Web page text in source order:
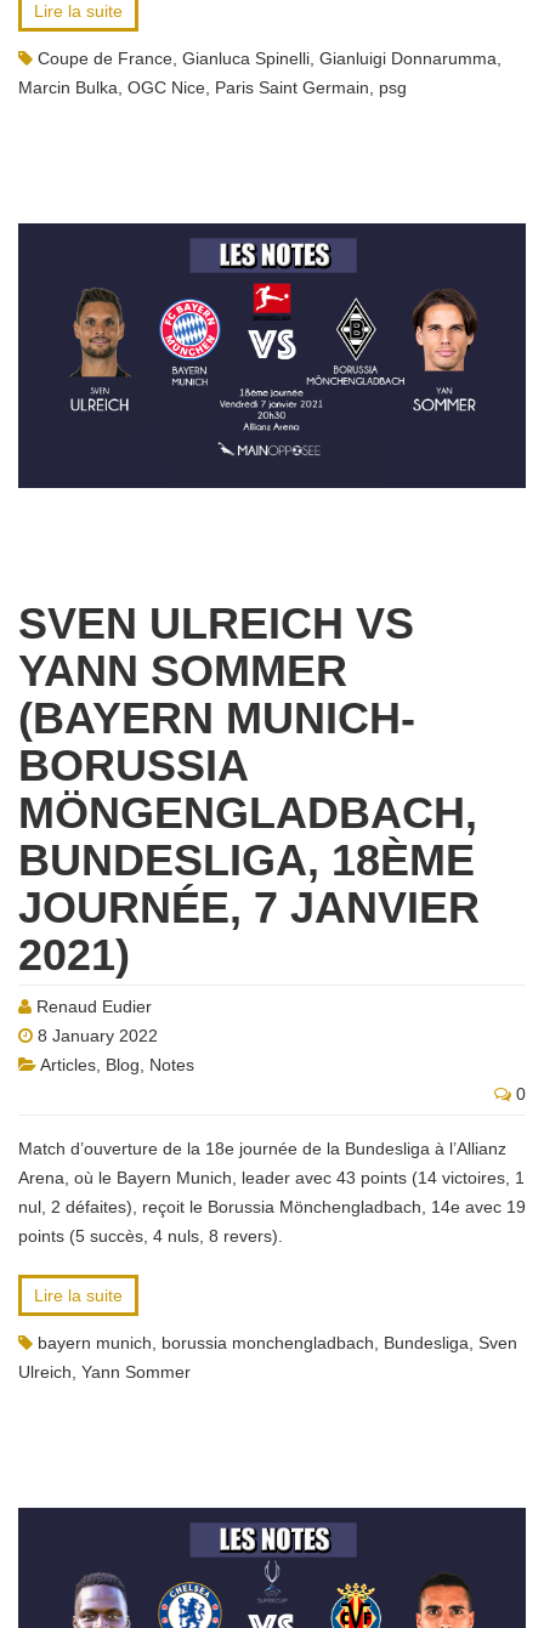
Lire la suite
Coupe de France Gianluca Spinelli Gianluigi Donnarumma
Marcin Bulka OGC Nice Paris Saint Germain psg
SVEN ULREICH VS
YANN SOMMER
(BAYERN MUNICH-
BORUSSIA
MÖNGENGLADBACH,
BUNDESLIGA, 18ÈME
JOURNÉE, 7 JANVIER
2021)
Renaud Eudier
8 January 2022
Articles Blog
Notes
0
Match d’ouverture de la 18e journée de la Bundesliga à l’Allianz
Arena, où le Bayern Munich, leader avec 43 points (14 victoires, 1
nul, 2 défaites), reçoit le Borussia Mönchengladbach, 14e avec 19
points (5 succès, 4 nuls, 8 revers).
Lire la suite
bayern munich borussia monchengladbach Bundesliga Sven
Ulreich Yann Sommer